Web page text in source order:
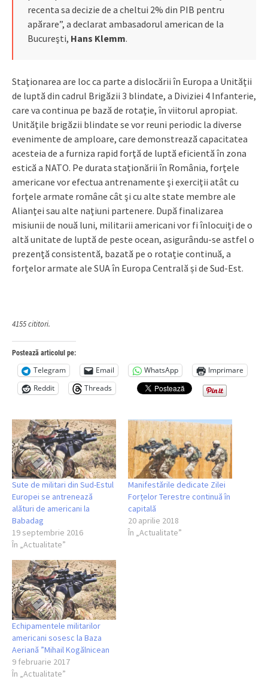
recenta sa decizie de a cheltui 2% din PIB pentru
apărare”, a declarat ambasadorul american de la
Bucureşti, Hans Klemm.
Staţionarea are loc ca parte a dislocării în Europa a Unităţii
de luptă din cadrul Brigăzii 3 blindate, a Diviziei 4 Infanterie,
care va continua pe bază de rotaţie, în viitorul apropiat.
Unităţile brigăzii blindate se vor reuni periodic la diverse
evenimente de amploare, care demonstrează capacitatea
acesteia de a furniza rapid forţă de luptă eficientă în zona
estică a NATO. Pe durata staţionării în România, forţele
americane vor efectua antrenamente şi exerciţii atât cu
forţele armate române cât şi cu alte state membre ale
Alianţei sau alte naţiuni partenere. După finalizarea
misiunii de nouă luni, militarii americani vor fi înlocuiți de o
altă unitate de luptă de peste ocean, asigurându-se astfel o
prezență consistentă, bazată pe o rotație continuă, a
forțelor armate ale SUA în Europa Centrală și de Sud-Est.
4155 cititori.
Postează articolul pe:
Telegram Email WhatsApp
Imprimare
Reddit
Threads
Sute de militari din Sud-Estul
Europei se antrenează
alături de americani la
Babadag
19 septembrie 2016
În „Actualitate”
Manifestările dedicate Zilei
Forțelor Terestre continuă în
capitală
20 aprilie 2018
În „Actualitate”
Echipamentele militarilor
americani sosesc la Baza
Aeriană ”Mihail Kogălnicean
9 februarie 2017
În „Actualitate”